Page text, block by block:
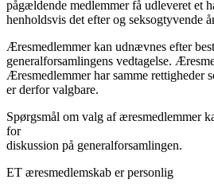
pågældende medlemmer få udleveret et
henholdsvis det efter og seksogtyvende
Æresmedlemmer kan udnævnes efter
generalforsamlingens vedtagelse.
Æresmedlemmer har samme rettigheder
er derfor valgbare.
Spørgsmål om valg af æresmedlemmer
for
diskussion på generalforsamlingen.
ET æresmedlemskab er personlig